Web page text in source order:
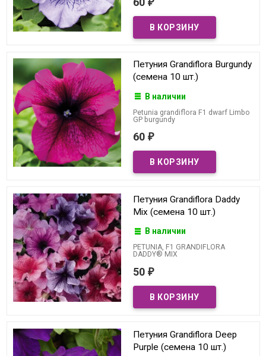
₽
Петуния Grandiflora Burgundy
(семена 10 шт.)
В наличии
Petunia grandiflora F1 dwarf Limbo
GP burgundy
60 ₽
Петуния Grandiflora Daddy
Mix (семена 10 шт.)
В наличии
PETUNIA, F1 GRANDIFLORA
DADDY® MIX
50 ₽
Петуния Grandiflora Deep
Purple (семена 10 шт.)